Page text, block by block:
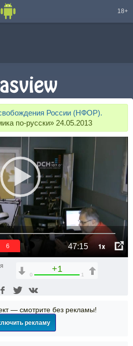
18+
России (НФОР).
по-русски» 24.05.2013
47:15 1x
6
+1
0 1
— смотрите без рекламы!
рекламу